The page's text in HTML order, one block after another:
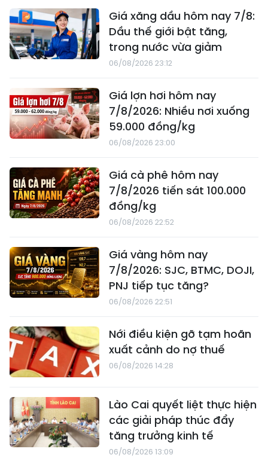
Giá xăng dầu hôm nay 7/8:
Dầu thế giới bật tăng,
trong nước vừa giảm
06/08/2026 23:12
Giá lợn hơi hôm nay
7/8/2026: Nhiều nơi xuống
59.000 đồng/kg
06/08/2026 23:00
Giá cà phê hôm nay
7/8/2026 tiến sát 100.000
đồng/kg
06/08/2026 22:52
Giá vàng hôm nay
7/8/2026: SJC, BTMC, DOJI,
PNJ tiếp tục tăng?
06/08/2026 22:51
Nới điều kiện gỡ tạm hoãn
xuất cảnh do nợ thuế
06/08/2026 14:28
Lào Cai quyết liệt thực hiện
các giải pháp thúc đẩy
tăng trưởng kinh tế
06/08/2026 13:09